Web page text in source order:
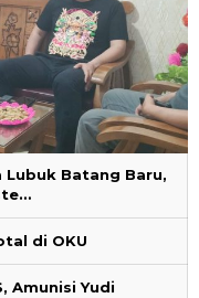
Lubuk Batang Baru,
di OKU
Amunisi Yudi